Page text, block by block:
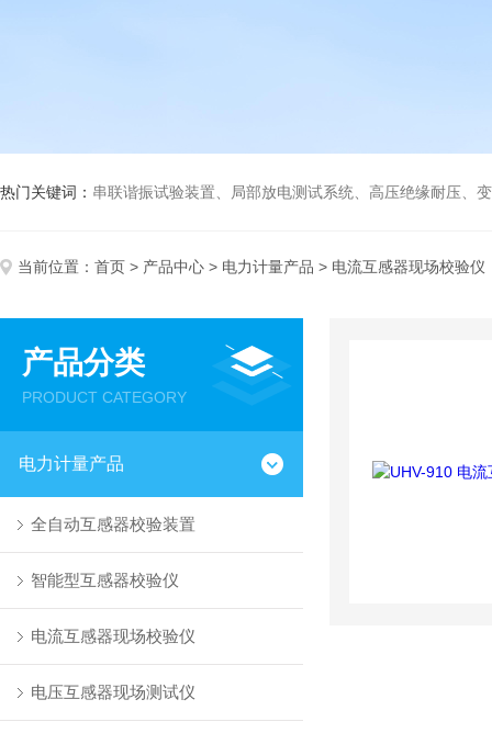
热门关键词： 串联谐振试验装置、局部放电测试系统、高压绝缘耐压、变
当前位置： 首页 > 产品中心 > 电力计量产品 > 电流互感器现场校验仪
产品分类
PRODUCT CATEGORY
电力计量产品
全自动互感器校验装置
智能型互感器校验仪
电流互感器现场校验仪
电压互感器现场测试仪